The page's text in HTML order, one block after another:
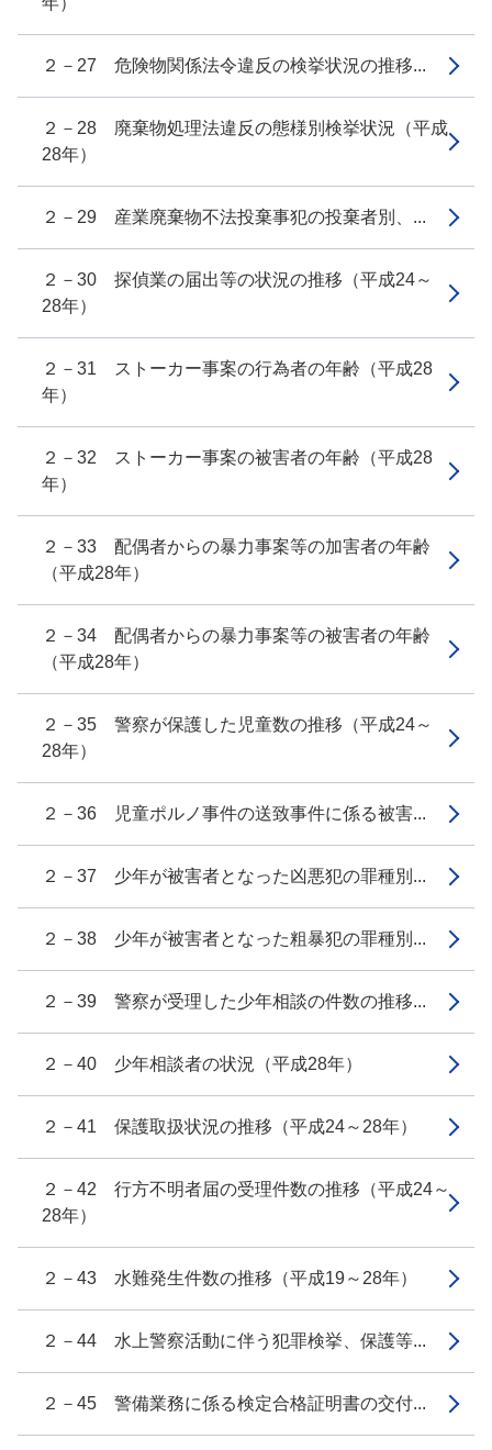
２－27 危険物関係法令違反の検挙状況の推移...
２－28 廃棄物処理法違反の態様別検挙状況（平成
28年）
２－29 産業廃棄物不法投棄事犯の投棄者別、...
２－30 探偵業の届出等の状況の推移（平成24～
28年）
２－31 ストーカー事案の行為者の年齢（平成28
年）
２－32 ストーカー事案の被害者の年齢（平成28
年）
２－33 配偶者からの暴力事案等の加害者の年齢
（平成28年）
２－34 配偶者からの暴力事案等の被害者の年齢
（平成28年）
２－35 警察が保護した児童数の推移（平成24～
28年）
２－36 児童ポルノ事件の送致事件に係る被害...
２－37 少年が被害者となった凶悪犯の罪種別...
２－38 少年が被害者となった粗暴犯の罪種別...
２－39 警察が受理した少年相談の件数の推移...
２－40 少年相談者の状況（平成28年）
２－41 保護取扱状況の推移（平成24～28年）
２－42 行方不明者届の受理件数の推移（平成24～
28年）
２－43 水難発生件数の推移（平成19～28年）
２－44 水上警察活動に伴う犯罪検挙、保護等...
２－45 警備業務に係る検定合格証明書の交付...